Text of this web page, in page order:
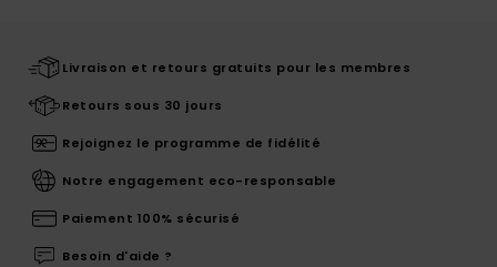
Livraison et retours gratuits pour les membres
Retours sous 30 jours
Rejoignez le programme de fidélité
Notre engagement eco-responsable
Paiement 100% sécurisé
Besoin d'aide ?